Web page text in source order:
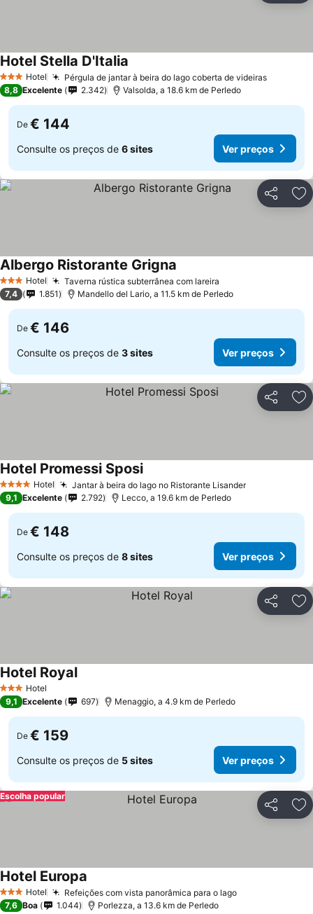
3 EstrelasHotel Pérgula de jantar à beira do lago coberta de videiras
Hotel Stella D'Italia
8,8 Excelente 2.342 Valsolda, a 18.6 km de Perledo
De € 144
Consulte os preços de 6 sites Ver preços
Partilhar
3 EstrelasHotel Taverna rústica subterrânea com lareira
Albergo Ristorante Grigna
7,4 1.851 Mandello del Lario, a 11.5 km de Perledo
De € 146
Consulte os preços de 3 sites Ver preços
Partilhar
4 EstrelasHotel Jantar à beira do lago no Ristorante Lisander
Hotel Promessi Sposi
9,1 Excelente 2.792 Lecco, a 19.6 km de Perledo
De € 148
Consulte os preços de 8 sites Ver preços
Partilhar
3 EstrelasHotel
Hotel Royal
9,1 Excelente 697 Menaggio, a 4.9 km de Perledo
De € 159
Consulte os preços de 5 sites Ver preços
Partilhar
Escolha popular
3 EstrelasHotel Refeições com vista panorâmica para o lago
Hotel Europa
7,6 Boa 1.044 Porlezza, a 13.6 km de Perledo